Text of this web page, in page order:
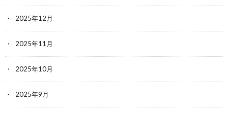
2025年12月
2025年11月
2025年10月
2025年9月